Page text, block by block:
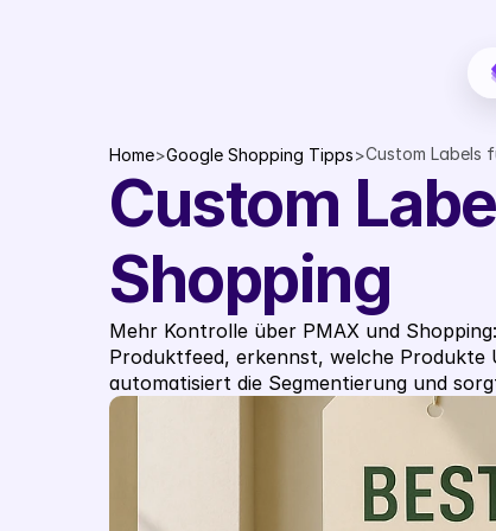
Home>Google Shopping Tipps>Custom Labels
Custom
Shopping
Mehr Kontrolle über PMAX und
Produktfeed, erkennst, welche Produkte
automatisiert die Segmentierung und